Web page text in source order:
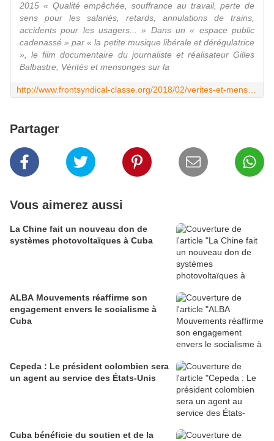
2015 « Qualité empêchée, souffrance au travail, perte de
sens pour les salariés, retards, annulations de trains,
accidents pour les usagers... » Dans un « espace public
cadenassé » par « la petite musique libérale et dérégulatrice
», le film documentaire du journaliste et réalisateur Gilles
Balbastre, Vérités et mensonges sur la
Partager
Vous aimerez aussi
La Chine fait un nouveau don de
systèmes photovoltaïques à Cuba
ALBA Mouvements réaffirme son
engagement envers le socialisme à
Cuba
Cepeda : Le président colombien sera
un agent au service des États-Unis
Cuba bénéficie du soutien et de la